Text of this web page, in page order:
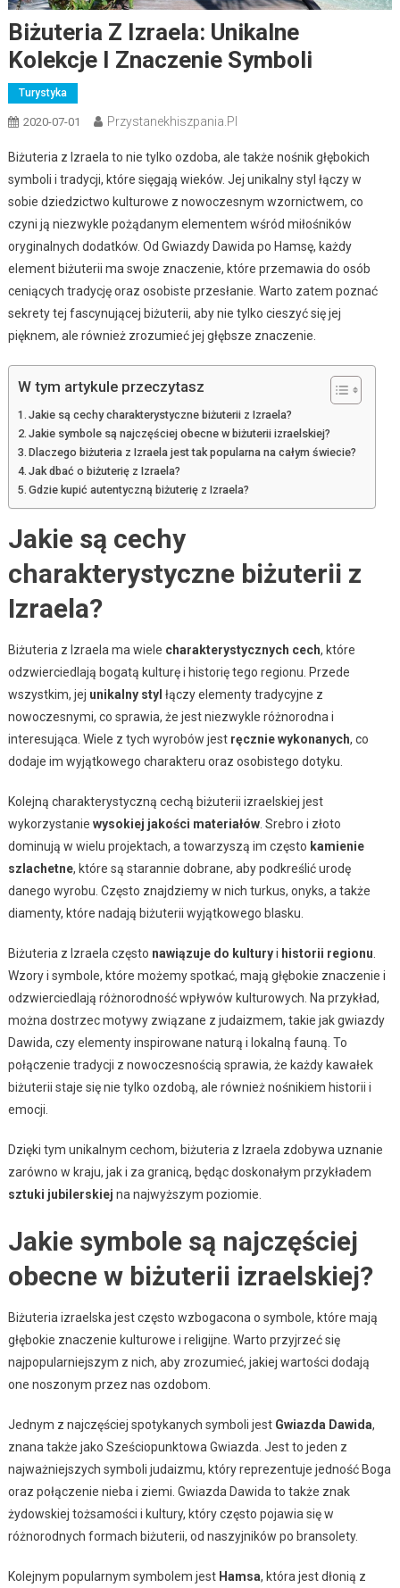
Biżuteria Z Izraela: Unikalne
Kolekcje I Znaczenie Symboli
Turystyka
2020-07-01 Przystanekhiszpania.pl
Biżuteria z Izraela to nie tylko ozdoba, ale także nośnik głębokich
symboli i tradycji, które sięgają wieków. Jej unikalny styl łączy w
sobie dziedzictwo kulturowe z nowoczesnym wzornictwem, co
czyni ją niezwykle pożądanym elementem wśród miłośników
oryginalnych dodatków. Od Gwiazdy Dawida po Hamsę, każdy
element biżuterii ma swoje znaczenie, które przemawia do osób
ceniących tradycję oraz osobiste przesłanie. Warto zatem poznać
sekrety tej fascynującej biżuterii, aby nie tylko cieszyć się jej
pięknem, ale również zrozumieć jej głębsze znaczenie.
W tym artykule przeczytasz
Jakie są cechy charakterystyczne biżuterii z Izraela?
Jakie symbole są najczęściej obecne w biżuterii izraelskiej?
Dlaczego biżuteria z Izraela jest tak popularna na całym świecie?
Jak dbać o biżuterię z Izraela?
Gdzie kupić autentyczną biżuterię z Izraela?
Jakie są cechy
charakterystyczne biżuterii z
Izraela?
Biżuteria z Izraela ma wiele charakterystycznych cech, które
odzwierciedlają bogatą kulturę i historię tego regionu. Przede
wszystkim, jej unikalny styl łączy elementy tradycyjne z
nowoczesnymi, co sprawia, że jest niezwykle różnorodna i
interesująca. Wiele z tych wyrobów jest ręcznie wykonanych, co
dodaje im wyjątkowego charakteru oraz osobistego dotyku.
Kolejną charakterystyczną cechą biżuterii izraelskiej jest
wykorzystanie wysokiej jakości materiałów. Srebro i złoto
dominują w wielu projektach, a towarzyszą im często kamienie
szlachetne, które są starannie dobrane, aby podkreślić urodę
danego wyrobu. Często znajdziemy w nich turkus, onyks, a także
diamenty, które nadają biżuterii wyjątkowego blasku.
Biżuteria z Izraela często nawiązuje do kulturyi historii regionu
Wzory i symbole, które możemy spotkać, mają głębokie znaczenie i
odzwierciedlają różnorodność wpływów kulturowych. Na przykład,
można dostrzec motywy związane z judaizmem, takie jak gwiazdy
Dawida, czy elementy inspirowane naturą i lokalną fauną. To
połączenie tradycji z nowoczesnością sprawia, że każdy kawałek
biżuterii staje się nie tylko ozdobą, ale również nośnikiem historii i
emocji.
Dzięki tym unikalnym cechom, biżuteria z Izraela zdobywa uznanie
zarówno w kraju, jak i za granicą, będąc doskonałym przykładem
sztuki jubilerskiej na najwyższym poziomie.
Jakie symbole są najczęściej
obecne w biżuterii izraelskiej?
Biżuteria izraelska jest często wzbogacona o symbole, które mają
głębokie znaczenie kulturowe i religijne. Warto przyjrzeć się
najpopularniejszym z nich, aby zrozumieć, jakiej wartości dodają
one noszonym przez nas ozdobom.
Jednym z najczęściej spotykanych symboli jest Gwiazda Dawida,
znana także jako Sześciopunktowa Gwiazda. Jest to jeden z
najważniejszych symboli judaizmu, który reprezentuje jedność Boga
oraz połączenie nieba i ziemi. Gwiazda Dawida to także znak
żydowskiej tożsamości i kultury, który często pojawia się w
różnorodnych formach biżuterii, od naszyjników po bransolety.
Kolejnym popularnym symbolem jest Hamsa, która jest dłonią z